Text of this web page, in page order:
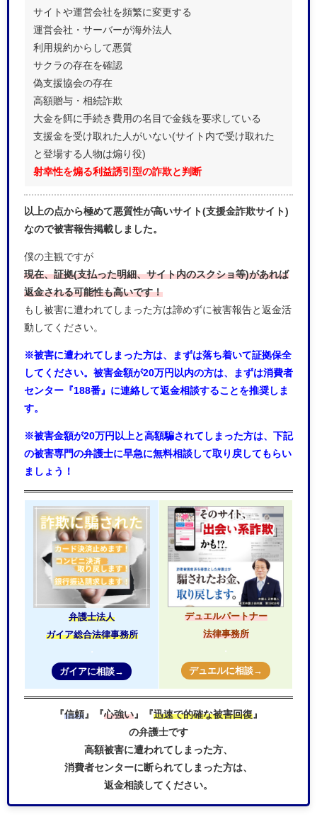
サイトや運営会社を頻繁に変更する
運営会社・サーバーが海外法人
利用規約からして悪質
サクラの存在を確認
偽支援協会の存在
高額贈与・相続詐欺
大金を餌に手続き費用の名目で金銭を要求している
支援金を受け取れた人がいない(サイト内で受け取れた
と登場する人物は煽り役)
射幸性を煽る利益誘引型の詐欺と判断
以上の点から極めて悪質性が高いサイト(支援金詐欺サイト)
なので被害報告掲載しました。
僕の主観ですが
現在、証拠(支払った明細、サイト内のスクショ等)があれば
返金される可能性も高いです！
もし被害に遭われてしまった方は諦めずに被害報告と返金活
動してください。
※被害に遭われてしまった方は、まずは落ち着いて証拠保全
してください。被害金額が20万円以内の方は、まずは消費者
センター『188番』に連絡して返金相談することを推奨しま
す。
※被害金額が20万円以上と高額騙されてしまった方は、下記
の被害専門の弁護士に早急に無料相談して取り戻してもらい
ましょう！
弁護士法人
ガイア総合法律事務所
・
ガイアに相談→
デュエルパートナー
法律事務所
・
デュエルに相談→
『信頼 』『心強い 』『迅速で的確な被害回復 』
の弁護士です
高額被害に遭われてしまった方、
消費者センターに断られてしまった方は、
返金相談してください。